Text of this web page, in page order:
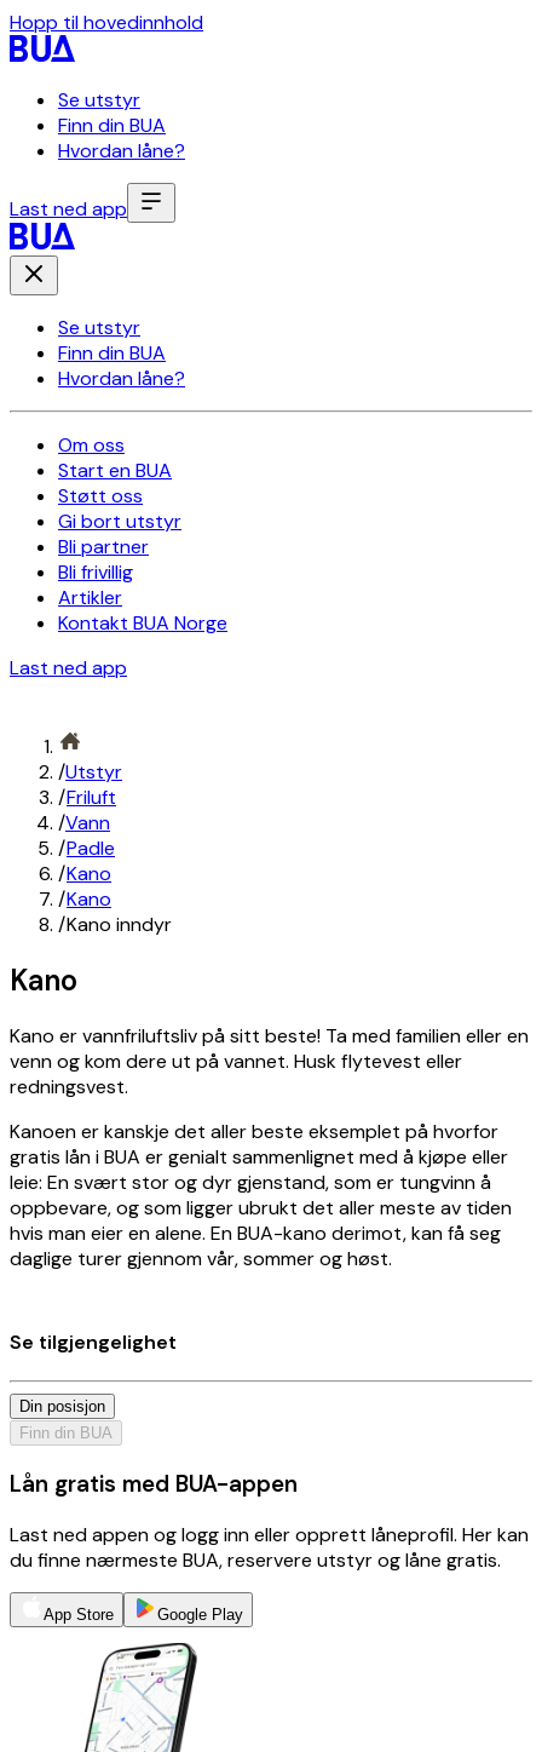
Hopp til hovedinnhold
Se utstyr
Finn din BUA
Hvordan låne?
Last ned app
Se utstyr
Finn din BUA
Hvordan låne?
Om oss
Start en BUA
Støtt oss
Gi bort utstyr
Bli partner
Bli frivillig
Artikler
Kontakt BUA Norge
Last ned app
/Utstyr
/Friluft
/Vann
/Padle
/Kano
/Kano
/Kano inndyr
Kano
Kano er vannfriluftsliv på sitt beste! Ta med familien eller en
venn og kom dere ut på vannet. Husk flytevest eller
redningsvest.
Kanoen er kanskje det aller beste eksemplet på hvorfor
gratis lån i BUA er genialt sammenlignet med å kjøpe eller
leie: En svært stor og dyr gjenstand, som er tungvinn å
oppbevare, og som ligger ubrukt det aller meste av tiden
hvis man eier en alene. En BUA-kano derimot, kan få seg
daglige turer gjennom vår, sommer og høst.
Se tilgjengelighet
Din posisjon
Finn din BUA
Lån gratis med BUA-appen
Last ned appen og logg inn eller opprett låneprofil. Her kan
du finne nærmeste BUA, reservere utstyr og låne gratis.
App Store Google Play